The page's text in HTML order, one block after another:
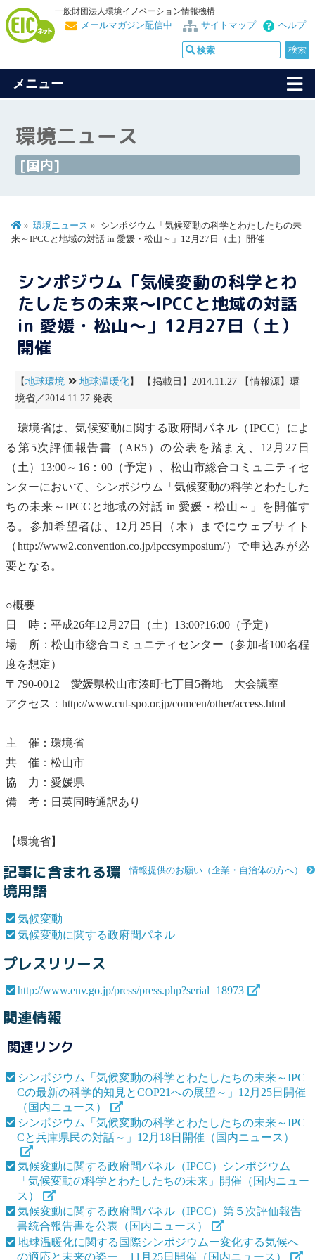
一般財団法人環境イノベーション情報機構
ヘルプ
サイトマップ
メールマガジン配信中
メニュー
環境ニュース
[国内]
環境ニュース
シンポジウム「気候変動の科学とわたしたちの未
来～IPCCと地域の対話 in 愛媛・松山～」12月27日（土）開催
シンポジウム「気候変動の科学とわ
たしたちの未来～IPCCと地域の対話
in 愛媛・松山～」12月27日（土）
開催
【地球環境 地球温暖化】 【掲載日】2014.11.27 【情報源】環
境省／2014.11.27 発表
環境省は、 気候変動に関する政府間パネル（IPCC）によ
る第5次評価報告書（AR5）の公表を踏まえ、12月27日
（土）13:00～16：00（予定）、松山市総合コミュニティセ
ンターにおいて、シンポジウム「 気候変動の科学とわたした
ちの未来～IPCCと地域の対話 in 愛媛・松山～」を開催す
る。参加希望者は、12月25日（木）までにウェブサイト
（http://www2.convention.co.jp/ipccsymposium/）で申込みが必
要となる。
○概要
日 時：平成26年12月27日（土）13:00?16:00（予定）
場 所：松山市総合コミュニティセンター（参加者100名程
度を想定）
〒790-0012 愛媛県松山市湊町七丁目5番地 大会議室
アクセス：http://www.cul-spo.or.jp/comcen/other/access.html
主 催：環境省
共 催：松山市
協 力：愛媛県
備 考：日英同時通訳あり
【環境省】
情報提供のお願い（企業・自治体の方へ）
記事に含まれる環
境用語
気候変動
気候変動に関する政府間パネル
プレスリリース
http://www.env.go.jp/press/press.php?serial=18973
関連情報
関連リンク
シンポジウム「気候変動の科学とわたしたちの未来～IPC
Cの最新の科学的知見とCOP21への展望～」12月25日開催
（国内ニュース）
シンポジウム「気候変動の科学とわたしたちの未来～IPC
Cと兵庫県民の対話～」12月18日開催（国内ニュース）
気候変動に関する政府間パネル（IPCC）シンポジウム
「気候変動の科学とわたしたちの未来」開催（国内ニュー
ス）
気候変動に関する政府間パネル（IPCC）第５次評価報告
書統合報告書を公表（国内ニュース）
地球温暖化に関する国際シンポジウムー変化する気候へ
の適応と未来の姿ー 11月25日開催（国内ニュース）